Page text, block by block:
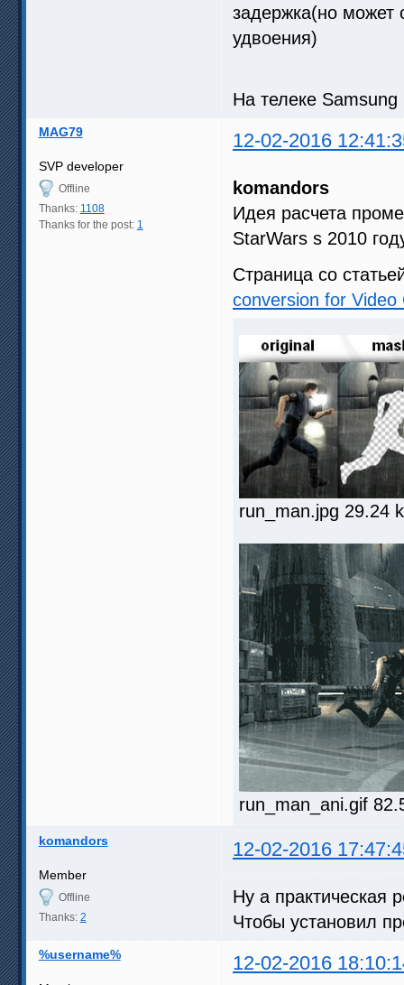
задержка(но может
удвоения)
На телеке
MAG79 12-02-2016
SVP developer
Offline
Thanks: 1108
Thanks for the post: 1
komandors
Идея расчета
StarWars s 2010
Страница со
conversion for Video
run_man.jpg 29.24
run_man_ani.gif
komandors 12-02-2016
Member
Offline
Thanks: 2
Ну а практическая
Чтобы установил
%username% 12-02-2016